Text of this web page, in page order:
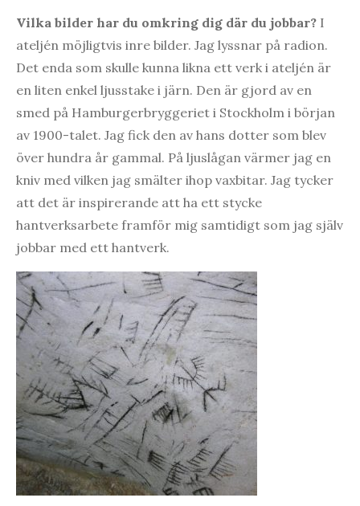
Vilka bilder har du omkring dig där du jobbar? I
ateljén möjligtvis inre bilder. Jag lyssnar på radion.
Det enda som skulle kunna likna ett verk i ateljén är
en liten enkel ljusstake i järn. Den är gjord av en
smed på Hamburgerbryggeriet i Stockholm i början
av 1900-talet. Jag fick den av hans dotter som blev
över hundra år gammal. På ljuslågan värmer jag en
kniv med vilken jag smälter ihop vaxbitar. Jag tycker
att det är inspirerande att ha ett stycke
hantverksarbete framför mig samtidigt som jag själv
jobbar med ett hantverk.